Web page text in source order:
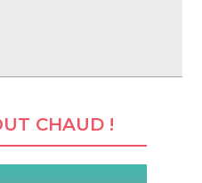
CHAUD !